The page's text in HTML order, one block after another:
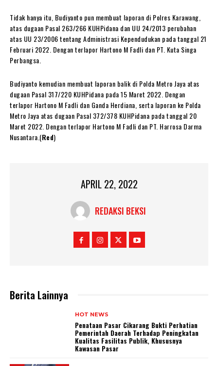
Tidak hanya itu, Budiyanto pun membuat laporan di Polres Karawang,
atas dugaan Pasal 263/266 KUHPidana dan UU 24/2013 perubahan
atas UU 23/2006 tentang Administrasi Kependudukan pada tanggal 21
Februari 2022. Dengan terlapor Hartono M Fadli dan PT. Kuta Singa
Perbangsa.
Budiyanto kemudian membuat laporan balik di Polda Metro Jaya atas
dugaan Pasal 317/220 KUHPidana pada 15 Maret 2022. Dengan
terlapor Hartono M Fadli dan Ganda Herdiana, serta laporan ke Polda
Metro Jaya atas dugaan Pasal 372/378 KUHPidana pada tanggal 20
Maret 2022. Dengan terlapor Hartono M Fadli dan PT. Harrosa Darma
Nusantara.(Red)
APRIL 22, 2022
REDAKSI BEKSI
Berita Lainnya
HOT NEWS
Penataan Pasar Cikarang Bukti Perhatian
Pemerintah Daerah Terhadap Peningkatan
Kualitas Fasilitas Publik, Khususnya
Kawasan Pasar